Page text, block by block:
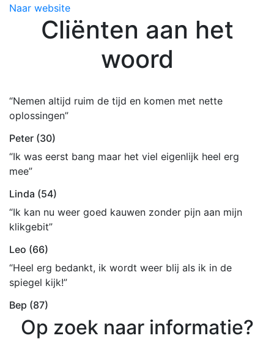
Naar website
Cliënten aan het
woord
“Nemen altijd ruim de tijd en komen met nette
oplossingen”
Peter (30)
“Ik was eerst bang maar het viel eigenlijk heel erg
mee”
Linda (54)
“Ik kan nu weer goed kauwen zonder pijn aan mijn
klikgebit”
Leo (66)
“Heel erg bedankt, ik wordt weer blij als ik in de
spiegel kijk!”
Bep (87)
Op zoek naar informatie?